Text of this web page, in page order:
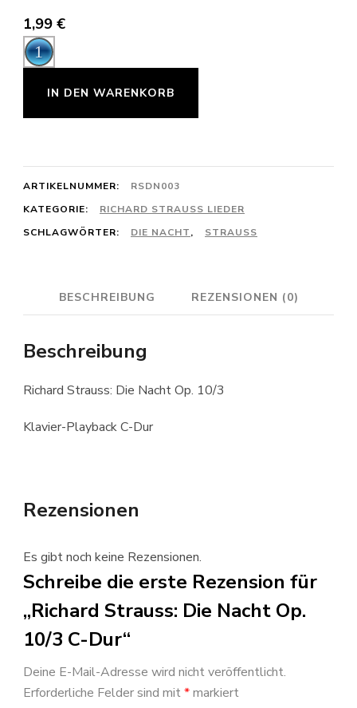
1,99 €
Audio-
Player
Op.
10/3
C-
Menge
IN DEN WARENKORB
ARTIKELNUMMER:
RSDN003
KATEGORIE:
RICHARD STRAUSS LIEDER
SCHLAGWÖRTER:
DIE NACHT, STRAUSS
BESCHREIBUNG REZENSIONEN (0)
Beschreibung
Richard Strauss: Die Nacht Op. 10/3
Klavier-Playback C-Dur
Rezensionen
Es gibt noch keine Rezensionen.
Schreibe die erste Rezension für
„Richard Strauss: Die Nacht Op.
10/3 C-Dur“
Deine E-Mail-Adresse wird nicht veröffentlicht.
Erforderliche Felder sind mit*markiert